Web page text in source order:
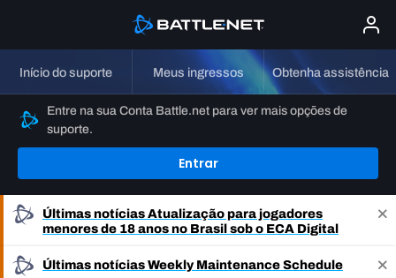
Início do suporte Meus ingressos Obtenha assistência
Entre na sua Conta Battle.net para ver mais opções de
suporte.
Entrar
Últimas notíciasAtualização para jogadores
menores de 18 anos no Brasil sob o ECA Digital
Últimas notíciasWeekly Maintenance Schedule